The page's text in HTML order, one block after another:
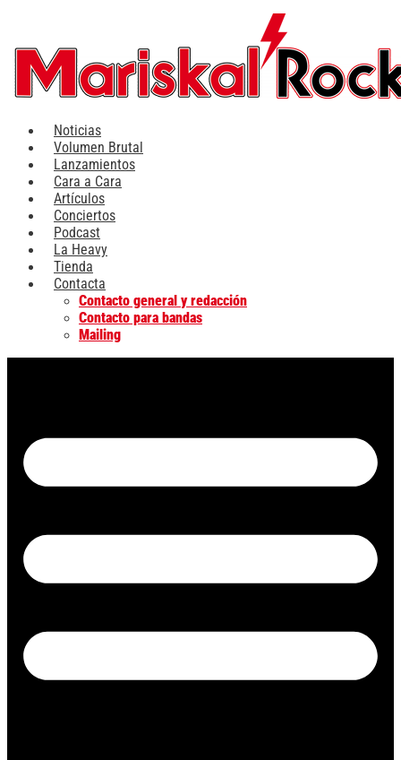
contenido
Noticias
Volumen Brutal
Lanzamientos
Cara a Cara
Artículos
Conciertos
Podcast
La Heavy
Tienda
Contacta
Contacto general y redacción
Contacto para bandas
Mailing